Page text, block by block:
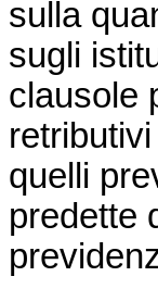
sulla
sugli
clausole
quelli
predette